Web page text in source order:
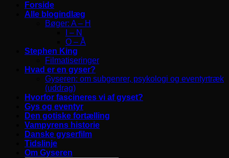
Forside
Alle blogindlæg
Bøger: A – H
I – N
O – Å
Stephen King
Filmatiseringer
Hvad er en gyser?
Gyseren: om subgenrer, psykologi og eventyrtræk
(uddrag)
Hvorfor fascineres vi af gyset?
Gys og eventyr
Den gotiske fortælling
Vampyrens historie
Danske gyserfilm
Tidslinje
Om Gyseren